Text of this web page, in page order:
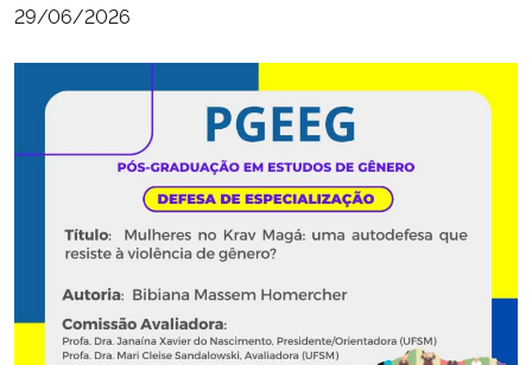
Controladoria-Geral da União
Secretaria de Governo
Gabinete de Segurança Institucional
Advocacia-Geral da União
29/06/2026